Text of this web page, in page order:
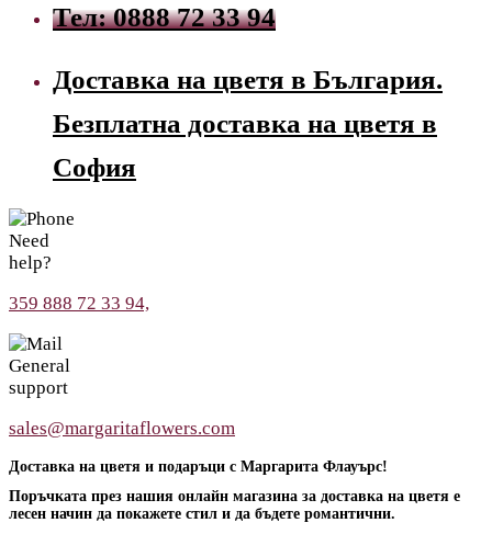
Тел: 0888 72 33 94
Доставка на цветя в България.
Безплатна доставка на цветя в
София
Need
help?
359 888 72 33 94,
General
support
sales@margaritaflowers.com
Доставка на цветя и подаръци с Маргарита Флауърс!
Поръчката през нашия онлайн магазина за доставка на цветя е
лесен начин да покажете стил и да бъдете романтични.